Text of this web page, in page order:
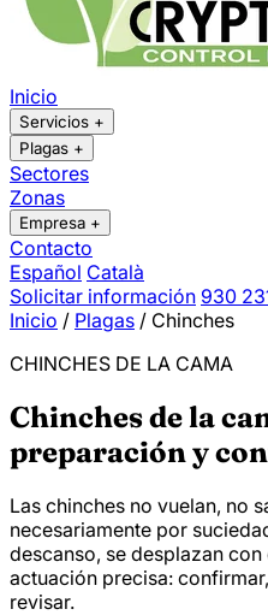
Inicio
Servicios +
Plagas +
Sectores
Zonas
Empresa +
Contacto
Español Català
Solicitar información 930
Inicio / Plagas / Chinches
CHINCHES DE LA CAMA
Chinches de la
preparación y
Las chinches no vuelan, no
necesariamente por
descanso, se desplazan
actuación precisa:
revisar.